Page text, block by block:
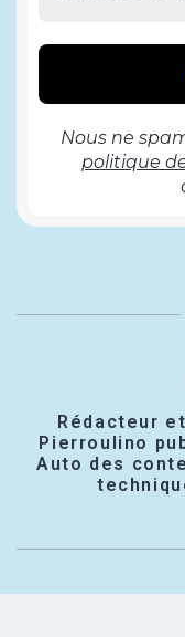
Nous ne
politique
Rédacteur
Pierroulino
Auto des